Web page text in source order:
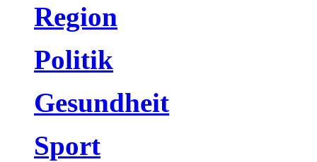
Region
Politik
Gesundheit
Sport